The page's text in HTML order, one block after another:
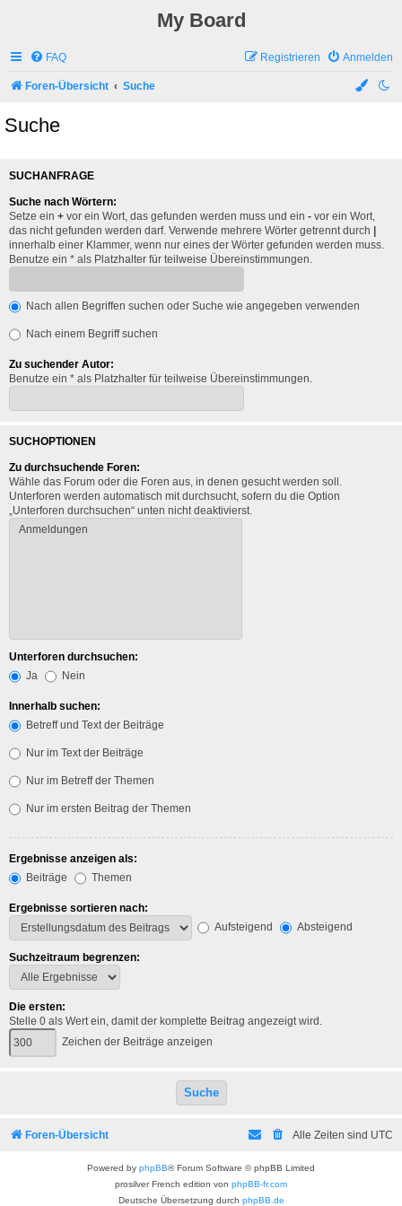
My Board
FAQ Anmelden
Registrieren
Foren-Übersicht Suche
Suche
SUCHANFRAGE
Suche nach Wörtern:
Setze ein + vor ein Wort, das gefunden werden muss und ein - vor ein Wort,
das nicht gefunden werden darf. Verwende mehrere Wörter getrennt durch |
innerhalb einer Klammer, wenn nur eines der Wörter gefunden werden muss.
Benutze ein * als Platzhalter für teilweise Übereinstimmungen.
Nach allen Begriffen suchen oder Suche wie angegeben verwenden
Nach einem Begriff suchen
Zu suchender Autor:
Benutze ein * als Platzhalter für teilweise Übereinstimmungen.
SUCHOPTIONEN
Zu durchsuchende Foren:
Wähle das Forum oder die Foren aus, in denen gesucht werden soll.
Unterforen werden automatisch mit durchsucht, sofern du die Option
„Unterforen durchsuchen“ unten nicht deaktivierst.
Unterforen durchsuchen:
Ja
Nein
Innerhalb suchen:
Betreff und Text der Beiträge
Nur im Text der Beiträge
Nur im Betreff der Themen
Nur im ersten Beitrag der Themen
Ergebnisse anzeigen als:
Beiträge
Themen
Ergebnisse sortieren nach:
Aufsteigend
Absteigend
Suchzeitraum begrenzen:
Die ersten:
Stelle 0 als Wert ein, damit der komplette Beitrag angezeigt wird.
Zeichen der Beiträge anzeigen
Foren-Übersicht Alle Zeiten sind UTC
Powered by phpBB® Forum Software © phpBB Limited
prosilver French edition von phpBB-fr.com
Deutsche Übersetzung durch phpBB.de